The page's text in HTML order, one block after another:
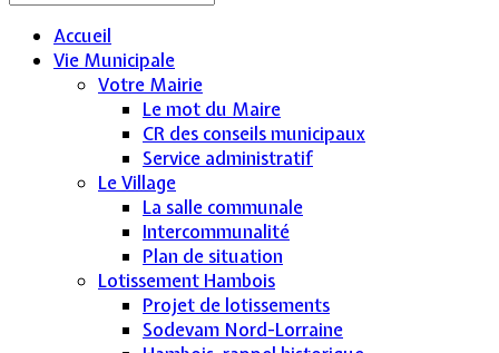
Accueil
Vie Municipale
Votre Mairie
Le mot du Maire
CR des conseils municipaux
Service administratif
Le Village
La salle communale
Intercommunalité
Plan de situation
Lotissement Hambois
Projet de lotissements
Sodevam Nord-Lorraine